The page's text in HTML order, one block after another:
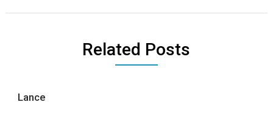
Related Posts
Lance